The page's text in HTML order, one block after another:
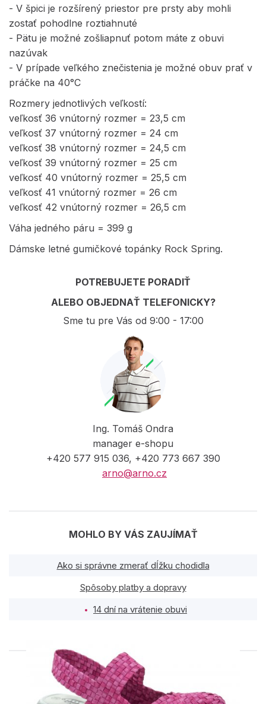
- V špici je rozšírený priestor pre prsty aby mohli
zostať pohodlne roztiahnuté
- Pätu je možné zošliapnuť potom máte z obuvi
nazúvak
- V prípade veľkého znečistenia je možné obuv prať v
práčke na 40°C
Rozmery jednotlivých veľkostí:
veľkosť 36 vnútorný rozmer = 23,5 cm
veľkosť 37 vnútorný rozmer = 24 cm
veľkosť 38 vnútorný rozmer = 24,5 cm
veľkosť 39 vnútorný rozmer = 25 cm
veľkosť 40 vnútorný rozmer = 25,5 cm
veľkosť 41 vnútorný rozmer = 26 cm
veľkosť 42 vnútorný rozmer = 26,5 cm
Váha jedného páru = 399 g
Dámske letné gumičkové topánky Rock Spring.
POTREBUJETE PORADIŤ
ALEBO OBJEDNAŤ TELEFONICKY?
Sme tu pre Vás od 9:00 - 17:00
Ing. Tomáš Ondra
manager e-shopu
+420 577 915 036, +420 773 667 390
arno@arno.cz
MOHLO BY VÁS ZAUJÍMAŤ
Ako si správne zmerať dĺžku chodidla
Spôsoby platby a dopravy
14 dní na vrátenie obuvi
PODOBNÉ PRODUKTY